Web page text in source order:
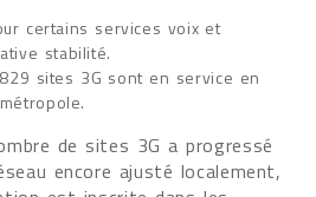
certains services voix et
stabilité.
sites 3G sont en service en
de sites 3G a progressé
encore ajusté localement,